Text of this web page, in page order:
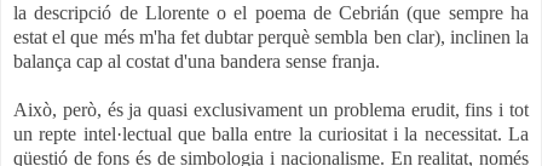
la descripció de Llorente o el poema de Cebrián (que sempre ha
estat el que més m'ha fet dubtar perquè sembla ben clar), inclinen la
balança cap al costat d'una bandera sense franja.
Això, però, és ja quasi exclusivament un problema erudit, fins i tot
un repte intel·lectual que balla entre la curiositat i la necessitat. La
qüestió de fons és de simbologia i nacionalisme. En realitat, només